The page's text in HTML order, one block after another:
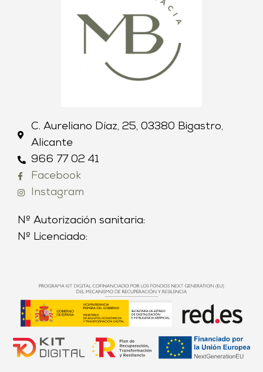
C. Aureliano Díaz, 25, 03380 Bigastro,
Alicante
966 77 02 41
Facebook
Instagram
Nº Autorización sanitaria:
Nº Licenciado: